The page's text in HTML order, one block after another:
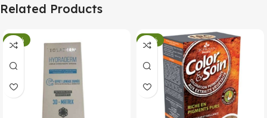
Related Products
-34% -34%